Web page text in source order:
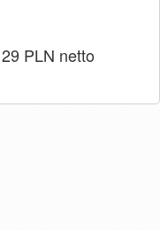
PLN netto